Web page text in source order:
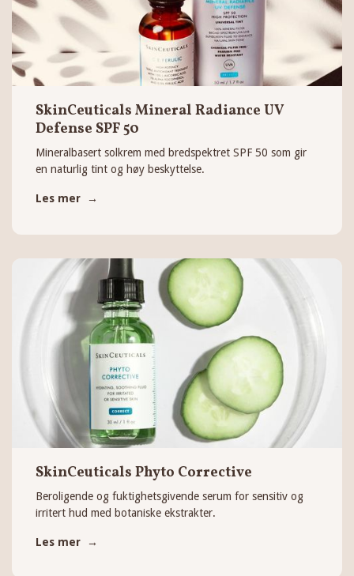
SkinCeuticals Mineral Radiance UV
Defense SPF 50
Mineralbasert solkrem med bredspektret SPF 50 som gir
en naturlig tint og høy beskyttelse.
Les mer →
SkinCeuticals Phyto Corrective
Beroligende og fuktighetsgivende serum for sensitiv og
irritert hud med botaniske ekstrakter.
Les mer →